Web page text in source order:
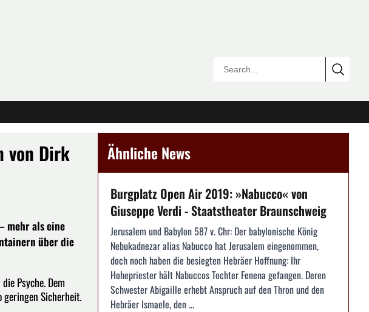
von Dirk
mehr als eine
über die
Psyche. Dem
geringen Sicherheit.
Ähnliche News
Burgplatz Open Air 2019: »Nabucco« von
Giuseppe Verdi - Staatstheater Braunschweig
Jerusalem und Babylon 587 v. Chr: Der babylonische König
Nebukadnezar alias Nabucco hat Jerusalem eingenommen,
doch noch haben die besiegten Hebräer Hoffnung: Ihr
Hohepriester hält Nabuccos Tochter Fenena gefangen. Deren
Schwester Abigaille erhebt Anspruch auf den Thron und den
Hebräer Ismaele, den ...